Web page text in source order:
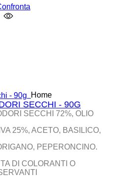
Home
SECCHI - 90G
SECCHI 72%, OLIO
25%, ACETO, BASILICO,
PEPERONCINO.
DI COLORANTI O